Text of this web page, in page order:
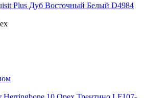
Plus Дуб Восточный Белый D4984